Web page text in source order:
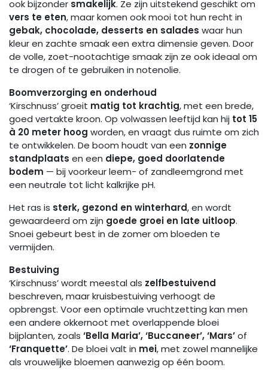
ook bijzonder smakelijk. Ze zijn uitstekend geschikt om
vers te eten, maar komen ook mooi tot hun recht in
gebak, chocolade, desserts en salades waar hun
kleur en zachte smaak een extra dimensie geven. Door
de volle, zoet-nootachtige smaak zijn ze ook ideaal om
te drogen of te gebruiken in notenolie.
Boomverzorging en onderhoud
‘Kirschnuss’ groeit matig tot krachtig, met een brede,
goed vertakte kroon. Op volwassen leeftijd kan hij tot 15
à 20 meter hoog worden, en vraagt dus ruimte om zich
te ontwikkelen. De boom houdt van een zonnige
standplaats en een diepe, goed doorlatende
bodem — bij voorkeur leem- of zandleemgrond met
een neutrale tot licht kalkrijke pH.
Het ras is sterk, gezond en winterhard, en wordt
gewaardeerd om zijn goede groei en late uitloop.
Snoei gebeurt best in de zomer om bloeden te
vermijden.
Bestuiving
‘Kirschnuss’ wordt meestal als zelfbestuivend
beschreven, maar kruisbestuiving verhoogt de
opbrengst. Voor een optimale vruchtzetting kan men
een andere okkernoot met overlappende bloei
bijplanten, zoals ‘Bella Maria’, ‘Buccaneer’, ‘Mars’of
‘Franquette’. De bloei valt in mei, met zowel mannelijke
als vrouwelijke bloemen aanwezig op één boom.